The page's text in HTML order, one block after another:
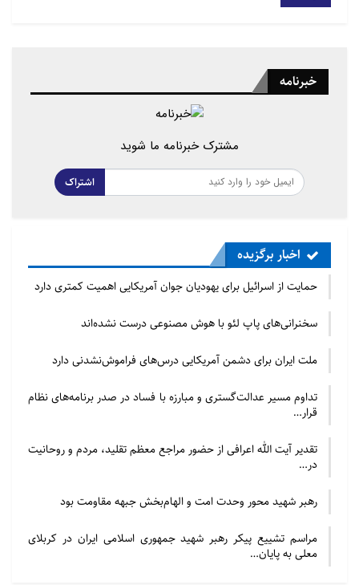
خبرنامه
مشترک خبرنامه ما شوید
اشتراک
اخبار برگزیده
حمایت از اسرائیل برای یهودیان جوان آمریکایی اهمیت کمتری دارد
سخنرانی‌های پاپ لئو با هوش مصنوعی درست نشده‌اند
ملت ایران برای دشمن آمریکایی درس‌های فراموش‌نشدنی دارد
تداوم مسیر عدالت‌گستری و مبارزه با فساد در صدر برنامه‌های نظام
قرار…
تقدیر آیت الله اعرافی از حضور مراجع معظم تقلید، مردم و روحانیت
در…
رهبر شهید محور وحدت امت و الهام‌بخش جبهه مقاومت بود
مراسم تشییع پیکر رهبر شهید جمهوری اسلامی ایران در کربلای
معلی به پایان…